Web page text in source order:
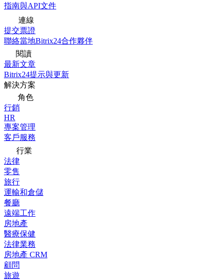
指南與API文件
連線
提交票證
聯絡當地Bitrix24合作夥伴
閱讀
最新文章
Bitrix24提示與更新
解決方案
角色
行銷
HR
專案管理
客戶服務
行業
法律
零售
旅行
運輸和倉儲
餐廳
遠端工作
房地產
醫療保健
法律業務
房地產 CRM
顧問
旅遊